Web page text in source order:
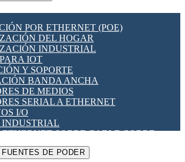
DE FRECUENCIA [VDF]
- INTERRUPTORES
VARIAS
LED
REED
DE RELÉ
TÉRMICA
SÓLIDO SSR
DE POTENCIA
POR ETHERNET (POE)
DEL HOGAR
INDUSTRIAL
IOT
Y SOPORTE
BANDA ANCHA
DE MEDIOS
SERIAL A ETHERNET
I/O
INDUSTRIAL
SOBRE CABLE COBRE
REDES
FUENTES DE PODER